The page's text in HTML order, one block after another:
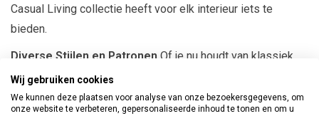
Casual Living collectie heeft voor elk interieur iets te
bieden.
Diverse Stijlen en Patronen Of je nu houdt van klassiek,
modern, retro of eigentijds design, je vindt zeker een optie
die bij jouw smaak past.
Wij gebruiken cookies
We kunnen deze plaatsen voor analyse van onze bezoekersgegevens, om
onze website te verbeteren, gepersonaliseerde inhoud te tonen en om u